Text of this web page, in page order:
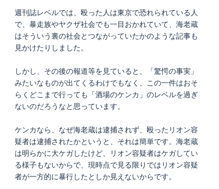
週刊誌レベルでは、殴った人は東京で恐れられている人
で、暴走族やヤクザ社会でも一目おかれていて、海老蔵
はそういう裏の社会とつながっていたかのような記事も
見かけたりしました。
しかし、その後の報道等を見ていると、「驚愕の事実」
みたいなものが出てくるわけでもなく、この一件はおそ
らくどこまで行っても「酒場のケンカ」のレベルを過ぎ
ないのだろうなと思っています。
ケンカなら、なぜ海老蔵は逮捕されず、殴ったリオン容
疑者は逮捕されたかというと、それは簡単です。海老蔵
は明らかに大ケガしたけど、リオン容疑者はケガしてい
る様子もないからで、現時点で見る限りではリオン容疑
者が一方的に暴行したとしか見えないからです。